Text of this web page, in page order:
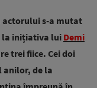
s-a mutat
la inițiativa lui Demi
trei fiice. Cei doi
anilor, de la